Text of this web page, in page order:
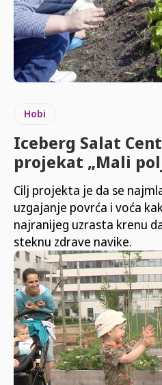
Hobi
Iceberg Salat
projekat „Mali
Cilj projekta je da se
uzgajanje povrća i voća
najranijeg uzrasta krenu
steknu zdrave navike.